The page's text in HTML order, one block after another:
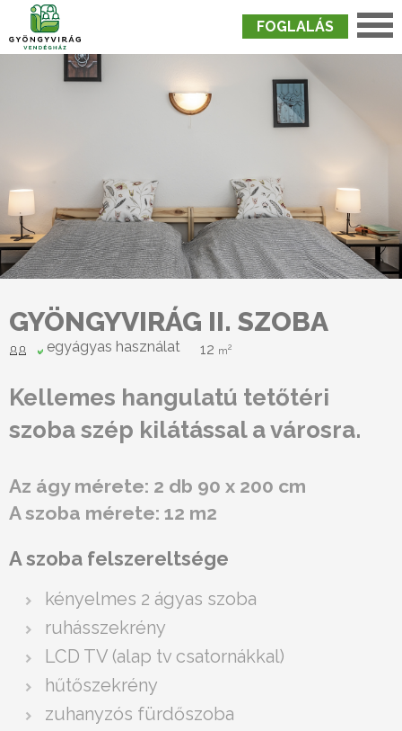
FOGLALÁS
Szobák
GYÖNGYVIRÁG II. SZOBA
egyágyas használat 12 m2
Kellemes hangulatú tetőtéri
szoba szép kilátással a városra.
Az ágy mérete: 2 db 90 x 200 cm
A szoba mérete: 12 m2
A szoba felszereltsége
kényelmes 2 ágyas szoba
ruhásszekrény
LCD TV (alap tv csatornákkal)
hűtőszekrény
zuhanyzós fürdőszoba